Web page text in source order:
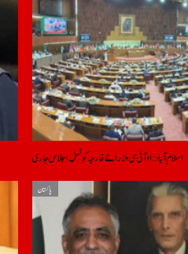
اسلام آباد: او آئی سی وزرائے خارجہ کونسل اجلاس جاری
پاکستان